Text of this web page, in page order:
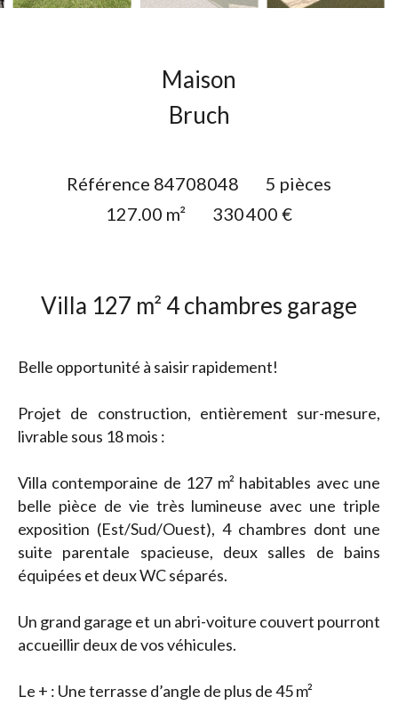
Maison
Bruch
Référence 84708048
5 pièces
127.00 m² 330 400 €
Villa 127 m² 4 chambres garage
Belle opportunité à saisir rapidement!
Projet de construction, entièrement sur-mesure,
livrable sous 18 mois :
Villa contemporaine de 127 m² habitables avec une
belle pièce de vie très lumineuse avec une triple
exposition (Est/Sud/Ouest), 4 chambres dont une
suite parentale spacieuse, deux salles de bains
équipées et deux WC séparés.
Un grand garage et un abri-voiture couvert pourront
accueillir deux de vos véhicules.
Le + : Une terrasse d’angle de plus de 45 m²